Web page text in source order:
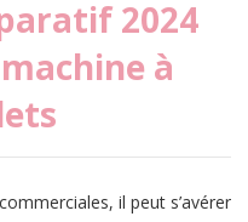
2024
à
il peut s’avérer